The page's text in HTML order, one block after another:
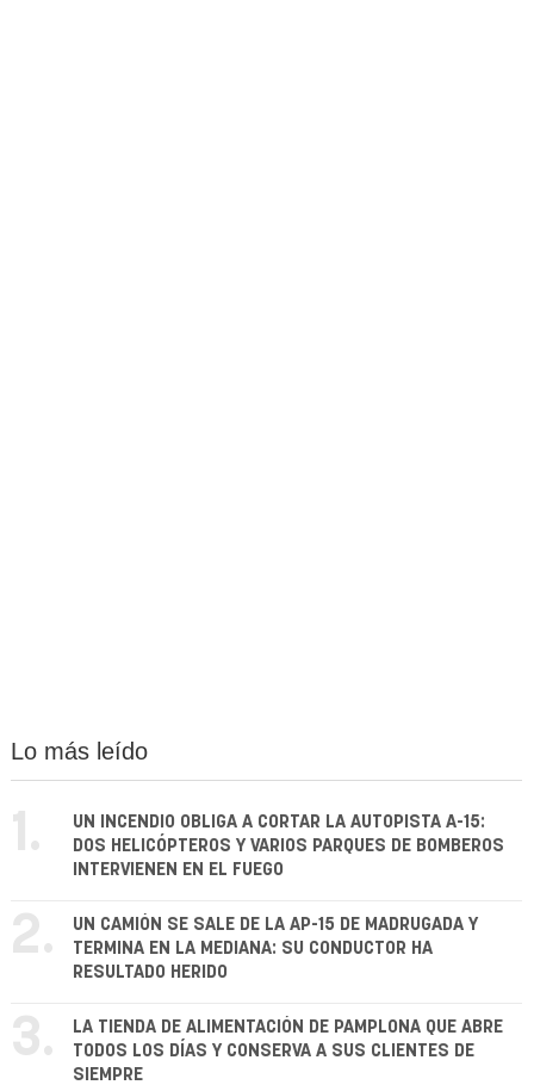
Lo más leído
1.
UN INCENDIO OBLIGA A CORTAR LA AUTOPISTA A-15:
DOS HELICÓPTEROS Y VARIOS PARQUES DE BOMBEROS
INTERVIENEN EN EL FUEGO
2.
UN CAMIÓN SE SALE DE LA AP-15 DE MADRUGADA Y
TERMINA EN LA MEDIANA: SU CONDUCTOR HA
RESULTADO HERIDO
3.
LA TIENDA DE ALIMENTACIÓN DE PAMPLONA QUE ABRE
TODOS LOS DÍAS Y CONSERVA A SUS CLIENTES DE
SIEMPRE